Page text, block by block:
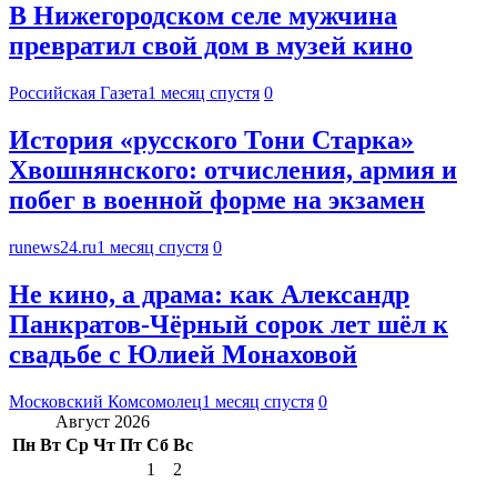
В Нижегородском селе мужчина
превратил свой дом в музей кино
Российская Газета1 месяц спустя 0
История «русского Тони Старка»
Хвошнянского: отчисления, армия и
побег в военной форме на экзамен
runews24.ru1 месяц спустя 0
Не кино, а драма: как Александр
Панкратов‑Чёрный сорок лет шёл к
свадьбе с Юлией Монаховой
Московский Комсомолец1 месяц спустя 0
Август 2026
Пн Вт Ср Чт Пт Сб Вс
1
2